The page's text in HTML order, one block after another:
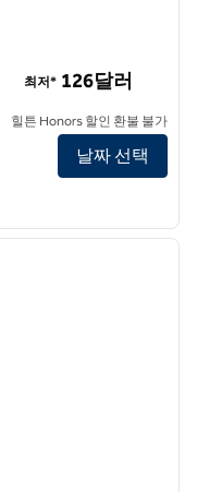
최저* 126달러
힐튼 Honors 할인 환불 불가
날짜 선택
다음